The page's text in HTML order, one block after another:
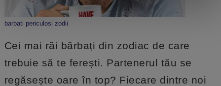
barbati periculosi zodii
Cei mai răi bărbați din zodiac de care
trebuie să te ferești. Partenerul tău se
regăsește oare în top? Fiecare dintre noi